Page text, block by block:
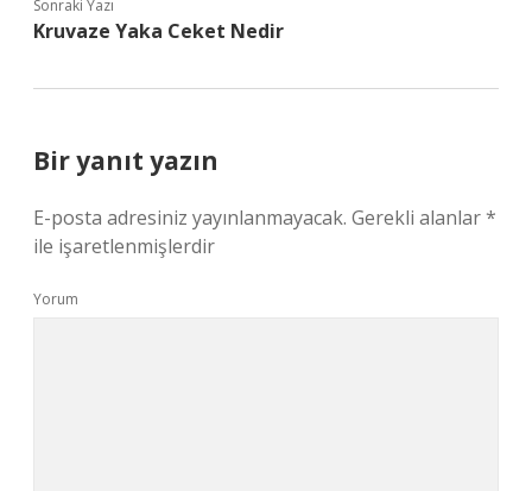
Sonraki Yazı
Kruvaze Yaka Ceket Nedir
Bir yanıt yazın
E-posta adresiniz yayınlanmayacak. Gerekli alanlar*
ile işaretlenmişlerdir
Yorum